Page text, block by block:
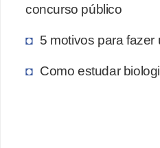
concurso público
5 motivos para
Como estudar